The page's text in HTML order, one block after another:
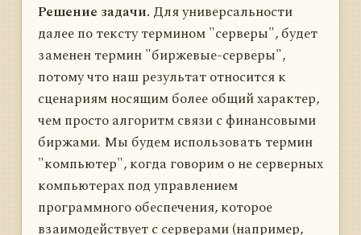
Решение задачи. Для универсальности
далее по тексту термином "серверы", будет
заменен термин "биржевые-серверы",
потому что наш результат относится к
сценариям носящим более общий характер,
чем просто алгоритм связи с финансовыми
биржами. Мы будем использовать термин
"компьютер", когда говорим о не серверных
компьютерах под управлением
программного обеспечения, которое
взаимодействует с серверами (например,